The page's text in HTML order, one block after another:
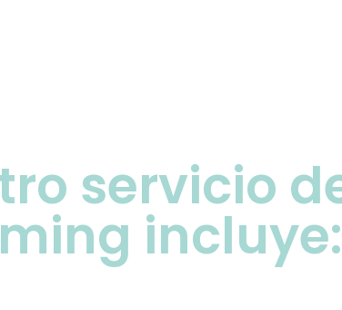
servicio
incluye: